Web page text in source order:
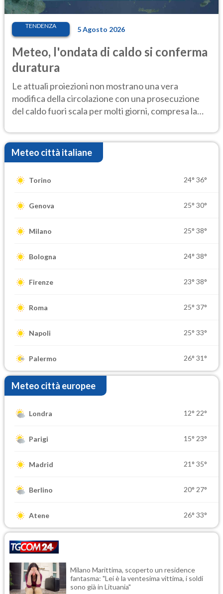
TENDENZA 5 Agosto 2026
Meteo, l'ondata di caldo si conferma
duratura
Le attuali proiezioni non mostrano una vera
modifica della circolazione con una prosecuzione
del caldo fuori scala per molti giorni, compresa la
Meteo città italiane
Torino 24° 36°
Genova 25° 30°
Milano 25° 38°
Bologna 24° 38°
Firenze 23° 38°
Roma 25° 37°
Napoli 25° 33°
Palermo 26° 31°
Meteo città europee
Londra 12° 22°
Parigi 15° 23°
Madrid 21° 35°
Berlino 20° 27°
Atene 26° 33°
Milano Marittima, scoperto un residence
fantasma: "Lei è la ventesima vittima, i soldi
sono già in Lituania"